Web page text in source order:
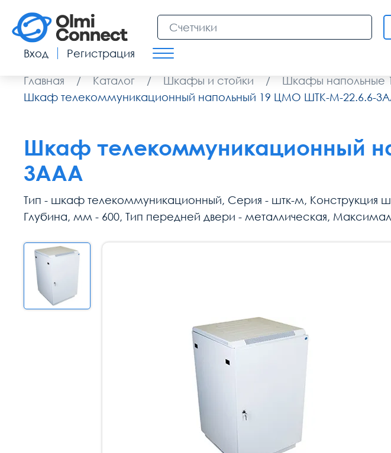
Вход Регистрация
Главная / Каталог / Шкафы и стойки / Шкафы напольные
Шкаф телекоммуникационный напольный 19 ЦМО ШТК-М-22.6.6-
Шкаф телекоммуникационный
3ААА
Тип - шкаф телекоммуникационный, Серия - штк-м, Конструкция
Глубина, мм - 600, Тип передней двери - металлическая,